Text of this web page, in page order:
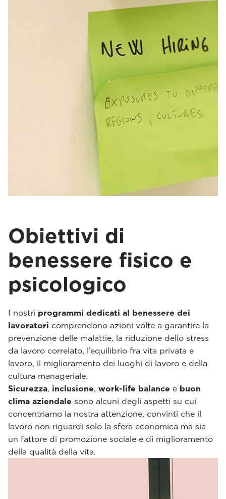
Obiettivi di
benessere fisico e
psicologico
I nostri programmi dedicati al benessere dei
lavoratori comprendono azioni volte a garantire la
prevenzione delle malattie, la riduzione dello stress
da lavoro correlato, l’equilibrio fra vita privata e
lavoro, il miglioramento dei luoghi di lavoro e della
cultura manageriale.
Sicurezza, inclusione, work-life balance e buon
clima aziendale sono alcuni degli aspetti su cui
concentriamo la nostra attenzione, convinti che il
lavoro non riguardi solo la sfera economica ma sia
un fattore di promozione sociale e di miglioramento
della qualità della vita.